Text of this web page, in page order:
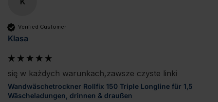
Verified Customer
Klasa
się w każdych warunkach,zawsze czyste linki
Wandwäschetrockner Rollfix 150 Triple Longline für 1,5
Wäscheladungen, drinnen & draußen